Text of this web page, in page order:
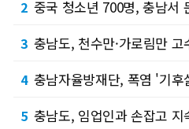
2 중국 청소년 700명, 충남서
3 충남도, 천수만·가로림만
4 충남자율방재단, 폭염 '기후
5 충남도, 임업인과 손잡고